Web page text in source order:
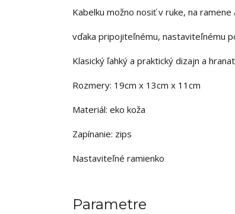
Kabelku možno nosiť v ruke, na
vďaka pripojiteľnému, nastaviteľnému
Klasický ľahký a praktický dizajn a
Rozmery: 19cm x 13cm x 11cm
Materiál: eko koža
Zapínanie: zips
Nastaviteľné ramienko
Parametre